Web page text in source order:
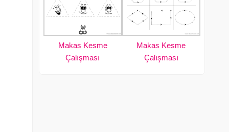
Makas Kesme
Çalışması
Makas Kesme
Çalışması